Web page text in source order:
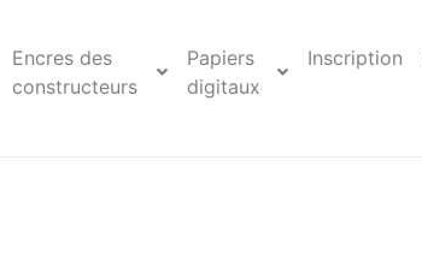
Encres des
constructeurs
Papiers
digitaux
Inscription